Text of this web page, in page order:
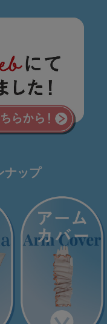
C85
D85
E85
する
～1,999円
～3,999円
靴下
ナップ